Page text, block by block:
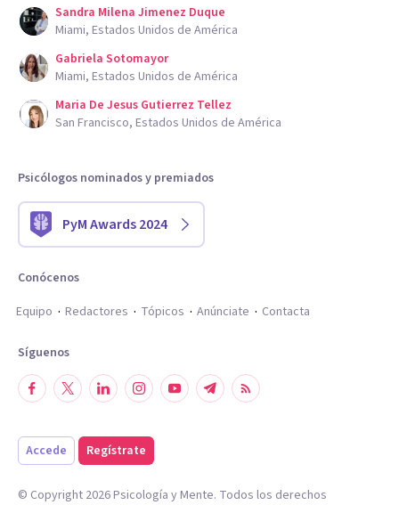
Sandra Milena Jimenez Duque
Miami, Estados Unidos de América
Gabriela Sotomayor
Miami, Estados Unidos de América
Maria De Jesus Gutierrez Tellez
San Francisco, Estados Unidos de América
Psicólogos nominados y premiados
PyM Awards 2024
Conócenos
Equipo
Redactores Tópicos Anúnciate Contacta
Síguenos
Accede Regístrate
© Copyright 2026Psicología y Mente. Todos los derechos